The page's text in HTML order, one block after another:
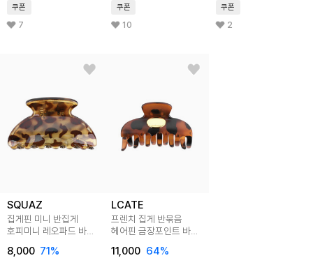
쿠폰
7
쿠폰
10
쿠폰
2
SQUAZ
집게핀 미니 반집게
호피미니 레오파드 바렛
8,000 71 %
LCATE
프렌치 집게 반묶음
헤어핀 금장포인트 바렛
11,000 64%